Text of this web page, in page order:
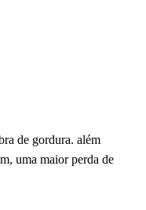
de gordura. além
uma maior perda de